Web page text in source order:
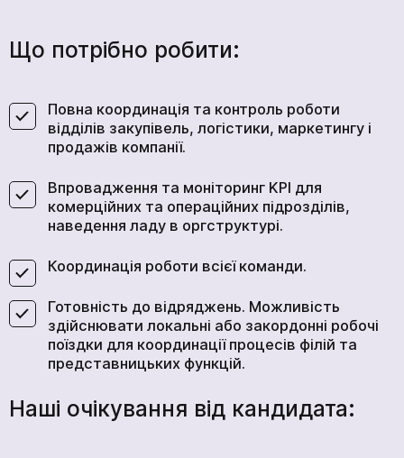
Що потрібно робити:
Повна координація та контроль роботи
відділів закупівель, логістики, маркетингу і
продажів компанії.
Впровадження та моніторинг KPI для
комерційних та операційних підрозділів,
наведення ладу в оргструктурі.
Координація роботи всієї команди.
Готовність до відряджень. Можливість
здійснювати локальні або закордонні робочі
поїздки для координації процесів філій та
представницьких функцій.
Наші очікування від кандидата: